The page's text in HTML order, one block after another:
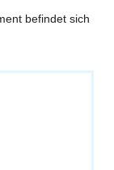
befindet sich